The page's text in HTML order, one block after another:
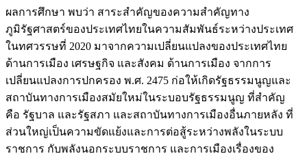
ผลการศึกษา พบว่า สาระสำคัญของความสำคัญทาง
ภูมิรัฐศาสตร์ของประเทศไทยในความสัมพันธ์ระหว่างประเทศ
ในทศวรรษที่ 2020 มาจากความเปลี่ยนแปลงของประเทศไทย
ด้านการเมือง เศรษฐกิจ และสังคม ด้านการเมือง จากการ
เปลี่ยนแปลงการปกครอง พ.ศ. 2475 ก่อให้เกิดรัฐธรรมนูญและ
สถาบันทางการเมืองสมัยใหม่ในระบอบรัฐธรรมนูญ ที่สำคัญ
คือ รัฐบาล และรัฐสภา และสถาบันทางการเมืองอื่นภายหลัง ที่
ส่วนใหญ่เป็นความขัดแย้งและการต่อสู้ระหว่างพลังในระบบ
ราชการ กับพลังนอกระบบราชการ และการเมืองเรื่องของ